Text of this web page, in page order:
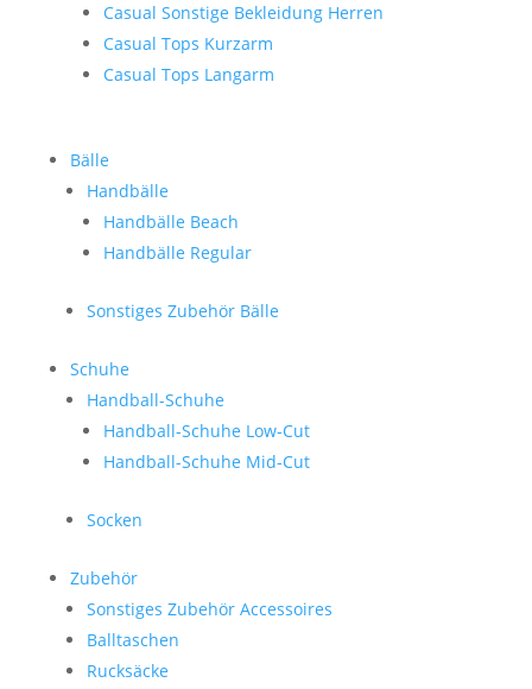
Casual Sonstige Bekleidung Herren
Casual Tops Kurzarm
Casual Tops Langarm
Bälle
Handbälle
Handbälle Beach
Handbälle Regular
Sonstiges Zubehör Bälle
Schuhe
Handball-Schuhe
Handball-Schuhe Low-Cut
Handball-Schuhe Mid-Cut
Socken
Zubehör
Sonstiges Zubehör Accessoires
Balltaschen
Rucksäcke